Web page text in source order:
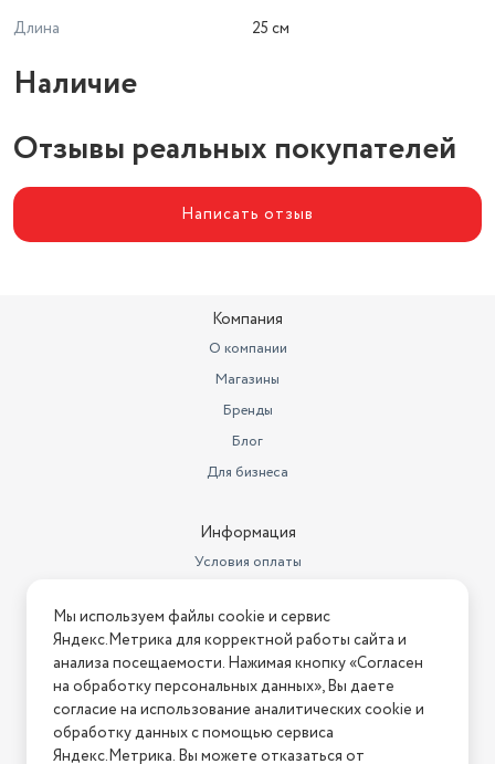
Длина
25 см
Наличие
Отзывы реальных покупателей
Написать отзыв
Компания
О компании
Магазины
Бренды
Блог
Для бизнеса
Информация
Условия оплаты
Условия возврата
Нашли ошибку на сайте? Напишите нам
2026 © Интернет-магазин "АстМаркет". У нас есть всё!
Мы используем файлы cookie и сервис
Яндекс.Метрика для корректной работы сайта и
анализа посещаемости. Нажимая кнопку «Согласен
на обработку персональных данных», Вы даете
согласие на использование аналитических cookie и
обработку данных с помощью сервиса
Яндекс.Метрика. Вы можете отказаться от